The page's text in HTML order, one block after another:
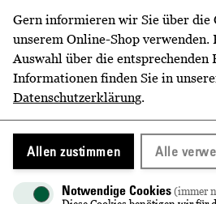
Gern informieren wir Sie über die
unserem Online-Shop
Auswahl über die entsprechenden
Informationen finden Sie in
Datenschutzerklärung.
Allen zustimmen Alle
Notwendige Cookies (immer
Nennvolumen 0,5 l
Alkoholgehalt 12 % vol
Abfüller/Hersteller Sächsiches
Schloss
Radebeul /